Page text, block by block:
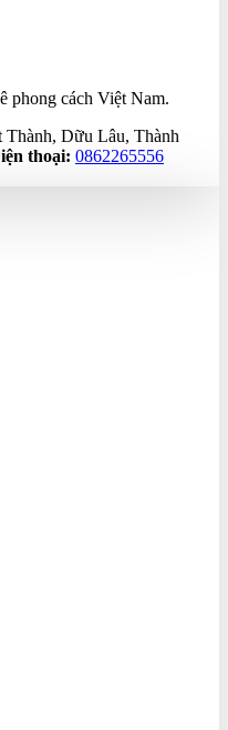
phong cách Việt Nam.
Dữu Lâu, Thành
thoại: 0862265556